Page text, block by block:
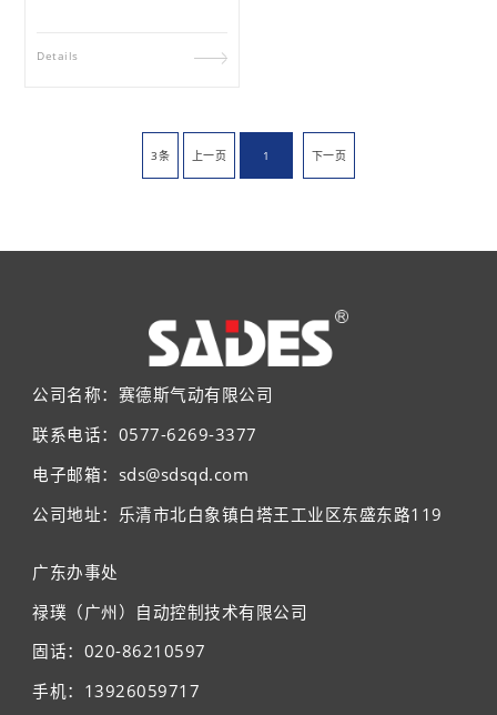
Details
3条 上一页 1 下一页
公司名称：赛德斯气动有限公司
联系电话：0577-6269-3377
电子邮箱：sds@sdsqd.com
公司地址：乐清市北白象镇白塔王工业区东盛东路119
广东办事处
禄璞（广州）自动控制技术有限公司
固话：020-86210597
手机：13926059717